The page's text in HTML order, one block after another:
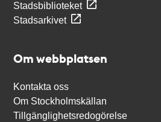
Stadsbiblioteket
Stadsarkivet
Om webbplatsen
Kontakta oss
Om Stockholmskällan
Tillgänglighetsredogörelse